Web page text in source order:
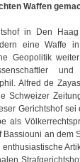
Waffen
in Den
eine Waffe
Geopolitik
Alfred de
Schweizer
Gerichtshof
als
an dem